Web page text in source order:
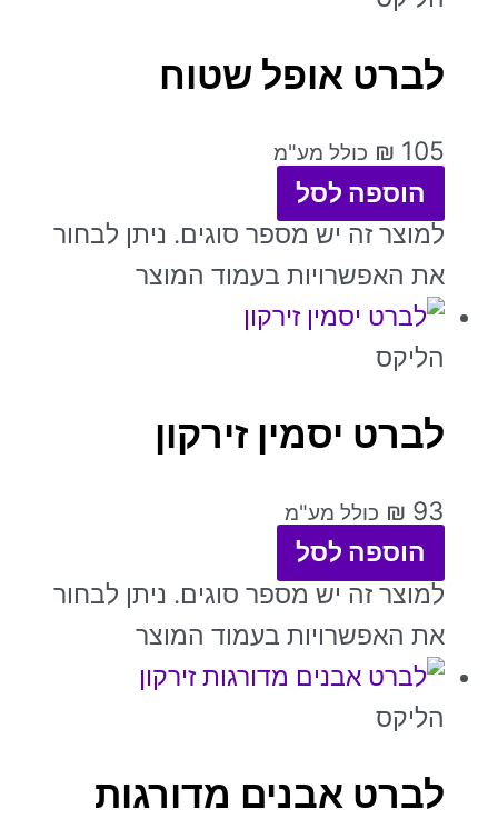
לברט אופל שטוח
₪ 105 כולל מע"מ
הוספה לסל
למוצר זה יש מספר סוגים. ניתן לבחור
את האפשרויות בעמוד המוצר
הליקס
לברט יסמין זירקון
₪ 93 כולל מע"מ
הוספה לסל
למוצר זה יש מספר סוגים. ניתן לבחור
את האפשרויות בעמוד המוצר
הליקס
לברט אבנים מדורגות